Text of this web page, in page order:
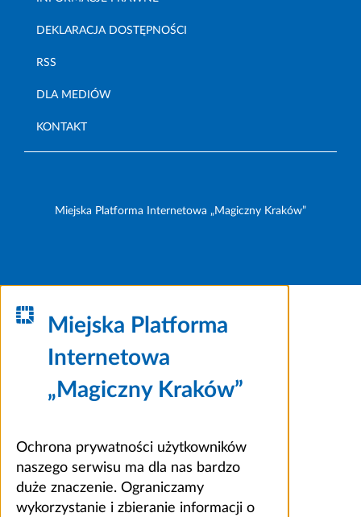
DEKLARACJA DOSTĘPNOŚCI
RSS
DLA MEDIÓW
KONTAKT
Miejska Platforma Internetowa „Magiczny Kraków”
Miejska Platforma
Internetowa
„Magiczny Kraków”
Ochrona prywatności użytkowników
naszego serwisu ma dla nas bardzo
duże znaczenie. Ograniczamy
wykorzystanie i zbieranie informacji o